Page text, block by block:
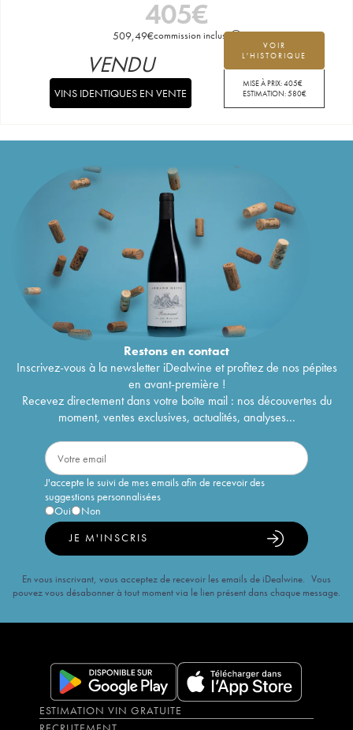
405€
509,49€commission incluse
VOIR
L'HISTORIQUE
MISE À PRIX:405€
ESTIMATION:580€
VENDU
VINS IDENTIQUES EN VENTE
Restons encontact
Inscrivez-vous à la newsletter iDealwine et profitez de nos pépites
en avant-première !
Recevez directement dans votre boîte mail : nos découvertes du
moment, ventes exclusives, actualités, analyses...
J'accepte le suivi de mes emails afin de recevoir des
suggestions personnalisées
Oui
Non
JE M'INSCRIS
En vous inscrivant, vous acceptez de recevoir les emails de iDealwine. Vous
pouvez vous désabonner à tout moment via le lien présent dans chaque message.
ESTIMATION VIN GRATUITE